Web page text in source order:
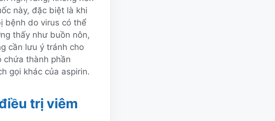
này, đặc biệt là khi
bệnh do virus có thể
thấy như buồn nôn,
cần lưu ý tránh cho
chứa thành phần
gọi khác của aspirin.
trị viêm